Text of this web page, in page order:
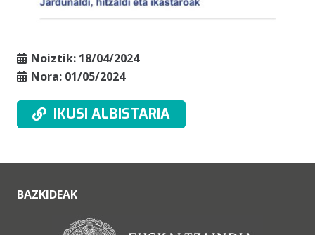
Noiztik: 18/04/2024
Nora: 01/05/2024
IKUSI ALBISTARIA
BAZKIDEAK